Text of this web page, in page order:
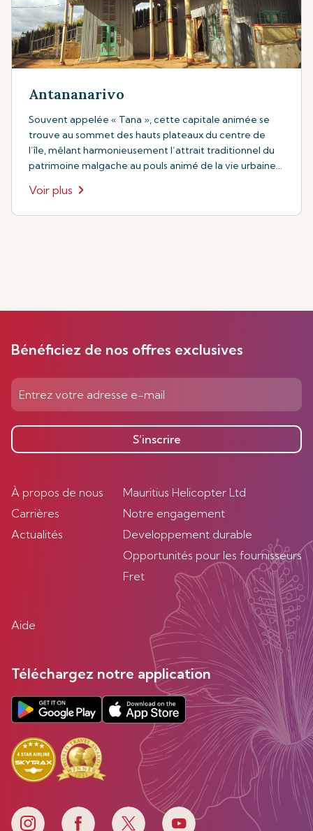
Antananarivo
Souvent appelée « Tana », cette capitale animée se
trouve au sommet des hauts plateaux du centre de
l’île, mêlant harmonieusement l’attrait traditionnel du
patrimoine malgache au pouls animé de la vie urbaine
Voir plus
Bénéficiez de nos offres exclusives
S’inscrire
À propos de nous
Carrières
Actualités
Mauritius Helicopter Ltd
Notre engagement
Developpement durable
Opportunités pour les fournisseurs
Fret
Aide
Téléchargez notre application